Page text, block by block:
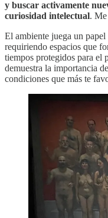
y buscar activamente
curiosidad intelectual.
El ambiente juega un
requiriendo espacios que
tiempos protegidos para el
demuestra la importancia
condiciones que más te